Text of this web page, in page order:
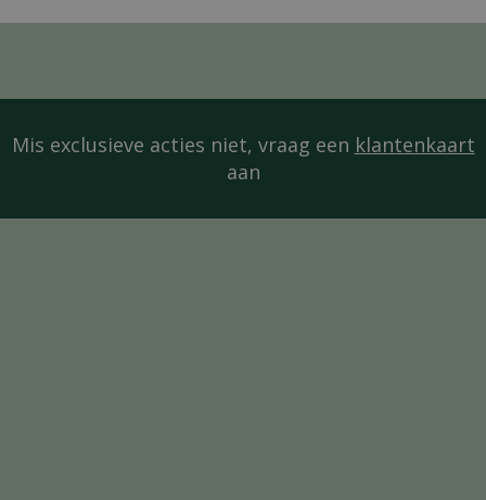
Mis exclusieve acties niet, vraag een klantenkaart
aan